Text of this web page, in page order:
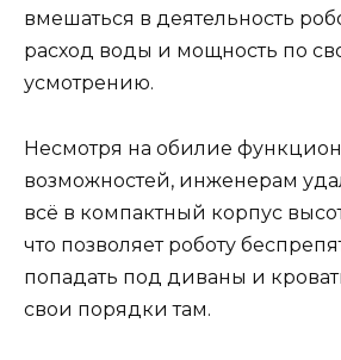
вмешаться в деятельность
расход воды и мощность по
усмотрению.
Несмотря на обилие
возможностей, инженерам
всё в компактный корпус
что позволяет роботу
попадать под диваны и
свои порядки там.